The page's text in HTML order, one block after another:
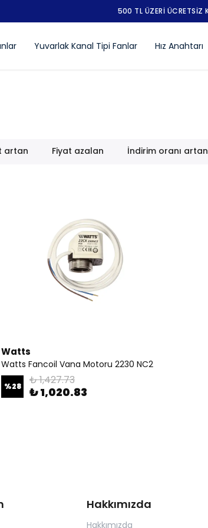
Yuvarlak Kanal Tipi Fanlar Hız Anahtarı
artan Fiyat azalan İndirim oranı artan
Watts
Watts Fancoil Vana Motoru 2230 NC2
%28 ₺ 1,427.73
₺ 1,020.83
Hakkımızda
Hakkımızda